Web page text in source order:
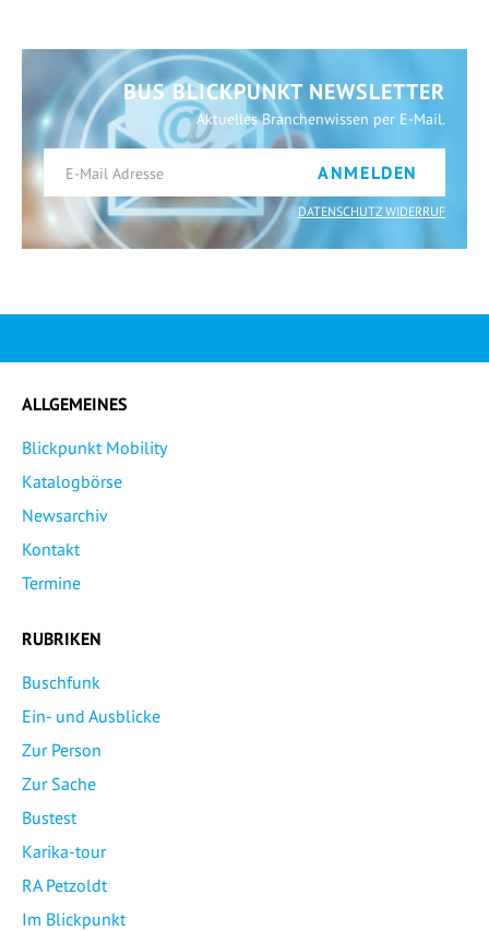
BUS BLICKPUNKT NEWSLETTER
Aktuelles Branchenwissen per E-Mail.
ANMELDEN
DATENSCHUTZ WIDERRUF
ALLGEMEINES
Blickpunkt Mobility
Katalogbörse
Newsarchiv
Kontakt
Termine
RUBRIKEN
Buschfunk
Ein- und Ausblicke
Zur Person
Zur Sache
Bustest
Karika-tour
RA Petzoldt
Im Blickpunkt